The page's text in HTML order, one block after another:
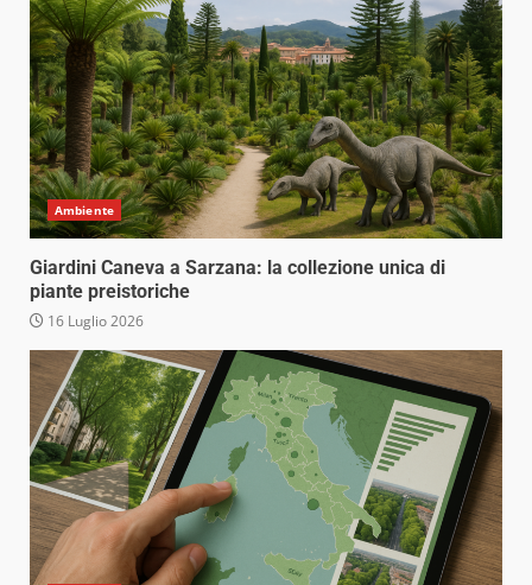
Ambiente
Giardini Caneva a Sarzana: la collezione unica di
piante preistoriche
16 Luglio 2026